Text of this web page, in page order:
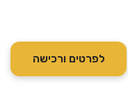
לפרטים ורכישה